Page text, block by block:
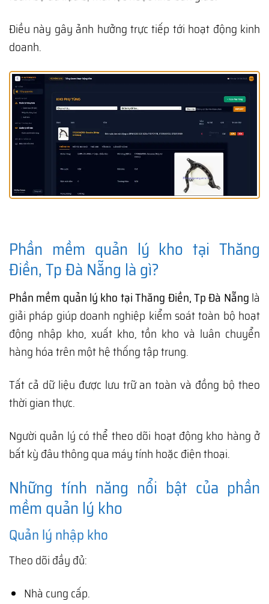
Điều này gây ảnh hưởng trực tiếp tới hoạt động kinh
doanh.
Phần mềm quản lý kho tại Thăng
Điền, Tp Đà Nẵng là gì?
Phần mềm quản lý kho tại Thăng Điền, Tp Đà Nẵng là
giải pháp giúp doanh nghiệp kiểm soát toàn bộ hoạt
động nhập kho, xuất kho, tồn kho và luân chuyển
hàng hóa trên một hệ thống tập trung.
Tất cả dữ liệu được lưu trữ an toàn và đồng bộ theo
thời gian thực.
Người quản lý có thể theo dõi hoạt động kho hàng ở
bất kỳ đâu thông qua máy tính hoặc điện thoại.
Những tính năng nổi bật của phần
mềm quản lý kho
Quản lý nhập kho
Theo dõi đầy đủ:
Nhà cung cấp.